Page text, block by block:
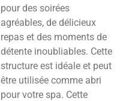
pour des soirées
agréables, de délicieux
repas et des moments de
détente inoubliables. Cette
structure est idéale et peut
être utilisée comme abri
pour votre spa. Cette